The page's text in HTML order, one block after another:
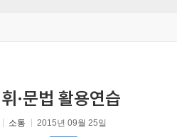
·문법 활용연습
소통 2015년 09월 25일